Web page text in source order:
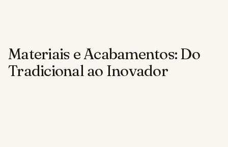
Materiais e Acabamentos: Do
Tradicional ao Inovador